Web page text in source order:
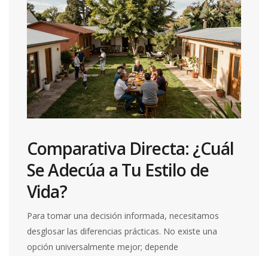
Comparativa Directa: ¿Cuál
Se Adecúa a Tu Estilo de
Vida?
Para tomar una decisión informada, necesitamos
desglosar las diferencias prácticas. No existe una
opción universalmente mejor; depende